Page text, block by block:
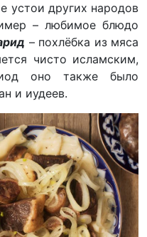
устои других народов
– любимое блюдо
– похлёбка из мяса
чисто исламским,
оно также было
и иудеев.